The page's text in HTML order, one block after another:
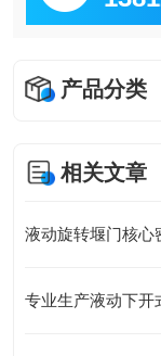
产品分类
相关文章
液动旋转堰门核心
专业生产液动下开